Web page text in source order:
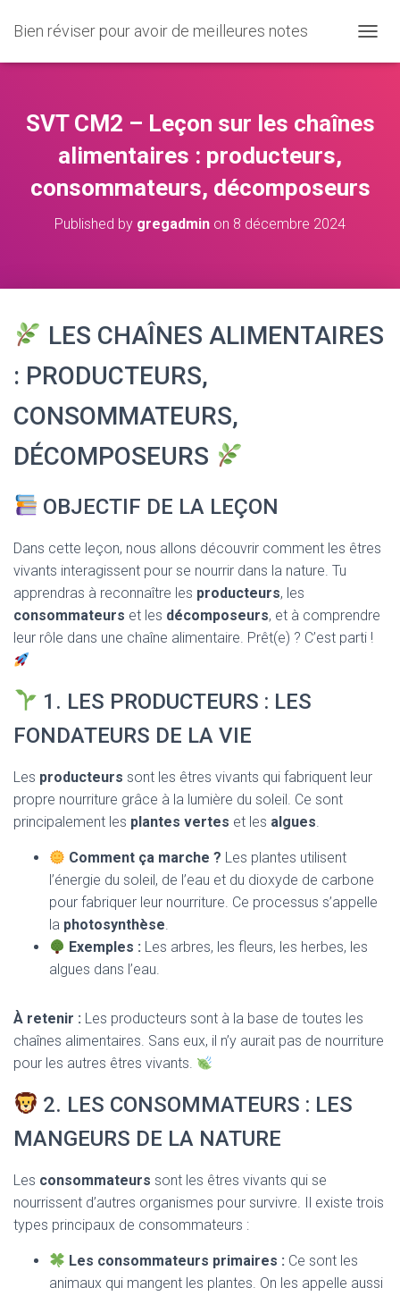
Bien réviser pour avoir de meilleures notes
U
R
E
R
V
SVT CM2 – Leçon sur les chaînes
alimentaires : producteurs,
consommateurs, décomposeurs
Published by gregadmin on 8 décembre 2024
LES CHAÎNES ALIMENTAIRES
: PRODUCTEURS,
CONSOMMATEURS,
DÉCOMPOSEURS
OBJECTIF DE LA LEÇON
Dans cette leçon, nous allons découvrir comment les êtres
vivants interagissent pour se nourrir dans la nature. Tu
apprendras à reconnaître les producteurs, les
consommateurs et les décomposeurs, et à comprendre
leur rôle dans une chaîne alimentaire. Prêt(e) ? C’est parti !
1. LES PRODUCTEURS : LES
FONDATEURS DE LA VIE
Les producteurs sont les êtres vivants qui fabriquent leur
propre nourriture grâce à la lumière du soleil. Ce sont
principalement les plantes vertes et les algues.
Comment ça marche ? Les plantes utilisent
l’énergie du soleil, de l’eau et du dioxyde de carbone
pour fabriquer leur nourriture. Ce processus s’appelle
la photosynthèse.
Exemples : Les arbres, les fleurs, les herbes, les
algues dans l’eau.
À retenir : Les producteurs sont à la base de toutes les
chaînes alimentaires. Sans eux, il n’y aurait pas de nourriture
pour les autres êtres vivants.
2. LES CONSOMMATEURS : LES
MANGEURS DE LA NATURE
Les consommateurs sont les êtres vivants qui se
nourrissent d’autres organismes pour survivre. Il existe trois
types principaux de consommateurs :
Les consommateurs primaires : Ce sont les
animaux qui mangent les plantes. On les appelle aussi